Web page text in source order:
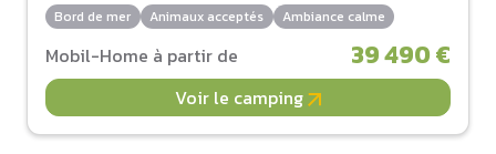
Bord de mer Animaux acceptés Ambiance calme
Mobil-Home à partir de 39 490 €
Voir le camping